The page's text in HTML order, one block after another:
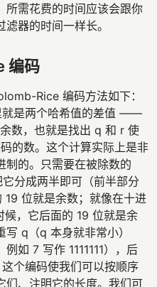
所需花费的时间应该会跟你
器的时间一样长。
编码
Rice 编码方法如下：
是两个哈希值的差值 ——
数，也就是找出 q 和 r 使
的数。这个计算实际上是非
制的。只需要在被除数的
它分成两半即可（前半部分
位就是余数；就像在十进
，它后面的 19 位就是余
q（q 本身就非常小）
如 7 写作 1111111），后
个编码使我们可以按顺序
们、注明它的长度。我们可